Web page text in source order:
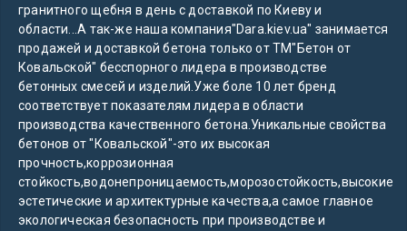
гранитного щебня в день с доставкой по Киеву и
области...А так-же наша компания"Dara.kiev.ua" занимается
продажей и доставкой бетона только от ТМ"Бетон от
Ковальской" бесспорного лидера в производстве
бетонных смесей и изделий.Уже боле 10 лет бренд
соответствует показателям лидера в области
производства качественного бетона.Уникальные свойства
бетонов от "Ковальской"-это их высокая
прочность,коррозионная
стойкость,водонепроницаемость,морозостойкость,высокие
эстетические и архитектурные качества,а самое главное
экологическая безопасность при производстве и